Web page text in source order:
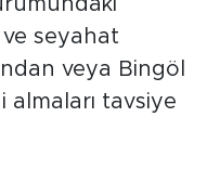
seyahat
veya Bingöl
almaları tavsiye